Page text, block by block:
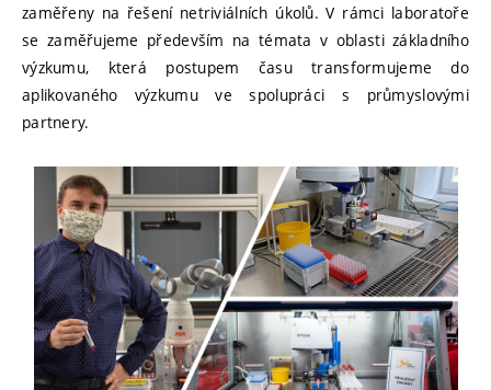
zaměřeny na řešení netriviálních úkolů. V rámci laboratoře
se zaměřujeme především na témata v oblasti základního
výzkumu, která postupem času transformujeme do
aplikovaného výzkumu ve spolupráci s průmyslovými
partnery.